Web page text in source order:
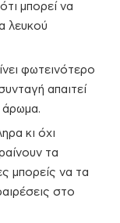
μπορεί να
λευκού
φωτεινότερο
απαιτεί
άρωμα.
κι όχι
τα
μπορείς να τα
στο